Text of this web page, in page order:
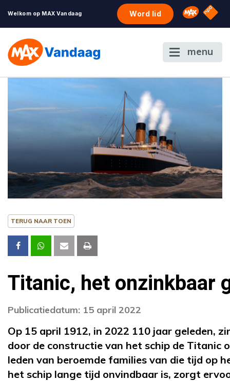
Welkom op MAX Vandaag Word lid Omroep
NPO
menu
TERUG NAAR TOEN
Titanic, het onzinkbaar
Publicatiedatum: 15 april 2022
Op 15 april 1912, in 2022 110 jaar geleden,
door de constructie van het schip de
leden van beroemde families van die tijd op
het schip lange tijd onvindbaar is, zorgt